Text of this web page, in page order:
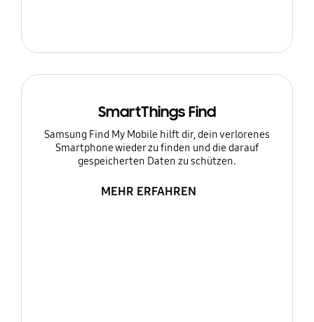
SmartThings Find
Samsung Find My Mobile hilft dir, dein verlorenes
Smartphone wieder zu finden und die darauf
gespeicherten Daten zu schützen.
MEHR ERFAHREN